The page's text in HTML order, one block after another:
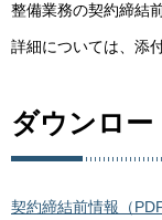
整備業務の契約締結
詳細については、添
ダウンロー
契約締結前情報（